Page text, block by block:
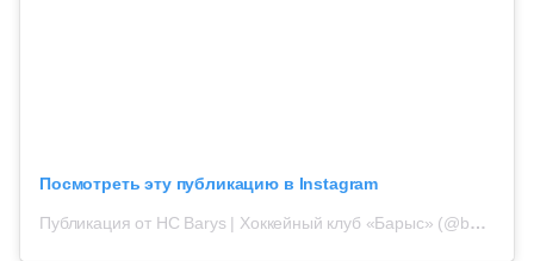
Посмотреть эту публикацию в Instagram
Публикация от HC Barys | Хоккейный клуб «Барыс» (@barys_official)